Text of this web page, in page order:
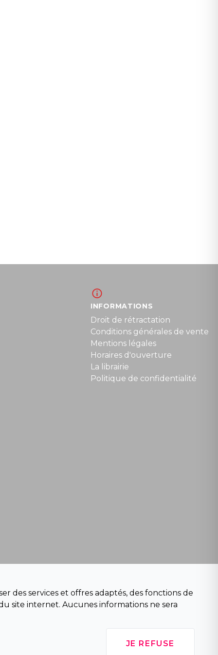
INFORMATIONS
Droit de rétractation
Conditions générales de vente
Mentions légales
Horaires d'ouverture
La librairie
Politique de confidentialité
des services et offres adaptés, des fonctions de
site internet. Aucunes informations ne sera
JE REFUSE